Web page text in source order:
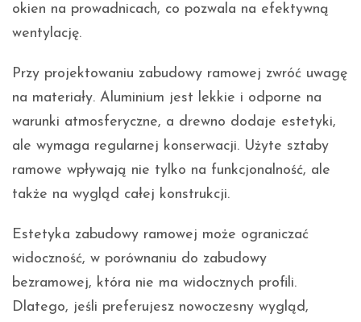
okien na prowadnicach, co pozwala na efektywną
wentylację.
Przy projektowaniu zabudowy ramowej zwróć uwagę
na materiały. Aluminium jest lekkie i odporne na
warunki atmosferyczne, a drewno dodaje estetyki,
ale wymaga regularnej konserwacji. Użyte sztaby
ramowe wpływają nie tylko na funkcjonalność, ale
także na wygląd całej konstrukcji.
Estetyka zabudowy ramowej może ograniczać
widoczność, w porównaniu do zabudowy
bezramowej, która nie ma widocznych profili.
Dlatego, jeśli preferujesz nowoczesny wygląd,